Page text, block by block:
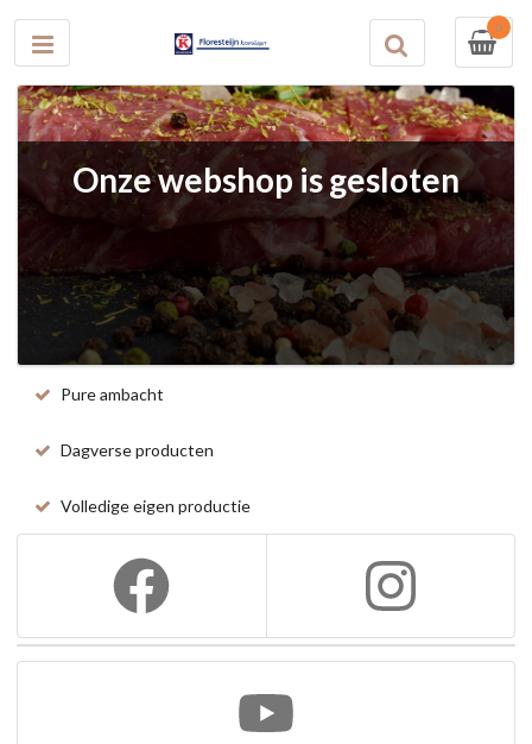
0
Onze webshop is gesloten
Pure ambacht
Dagverse producten
Volledige eigen productie